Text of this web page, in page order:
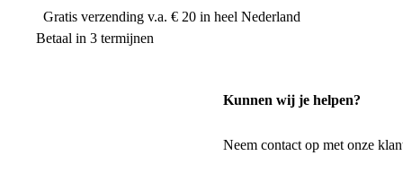
Gratis verzending v.a. € 20 in heel Nederland
Betaal in 3 termijnen
Kunnen wij je helpen?
Neem contact op met onze